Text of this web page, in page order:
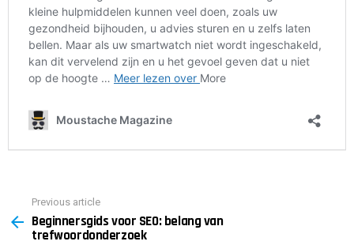
more
Previous article
Beginnersgids voor SEO: belang van
trefwoordonderzoek